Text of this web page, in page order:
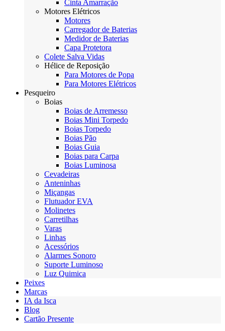
Cinta Amarração
Motores Elétricos
Motores
Carregador de Baterias
Medidor de Baterias
Capa Protetora
Colete Salva Vidas
Hélice de Reposição
Para Motores de Popa
Para Motores Elétricos
Pesqueiro
Boias
Boias de Arremesso
Boias Mini Torpedo
Boias Torpedo
Boias Pão
Boias Guia
Boias para Carpa
Boias Luminosa
Cevadeiras
Anteninhas
Miçangas
Flutuador EVA
Molinetes
Carretilhas
Varas
Linhas
Acessórios
Alarmes Sonoro
Suporte Luminoso
Luz Quimica
Peixes
Marcas
IA da Isca
Blog
Cartão Presente